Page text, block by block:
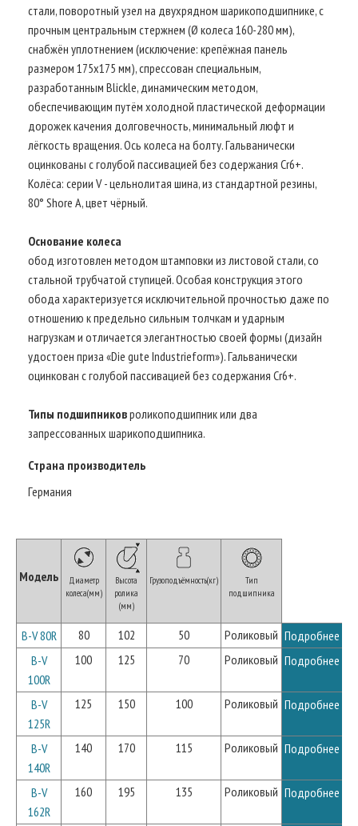
стали, поворотный узел на двухрядном шарикоподшипнике, с
прочным центральным стержнем (Ø колеса 160-280 мм),
снабжён уплотнением (исключение: крепёжная панель
размером 175x175 мм), спрессован специальным,
разработанным Blickle, динамическим методом,
обеспечивающим путём холодной пластической деформации
дорожек качения долговечность, минимальный люфт и
лёгкость вращения. Ось колеса на болту. Гальванически
оцинкованы с голубой пассивацией без содержания Cr6+.
Колёса: серии V - цельнолитая шина, из стандартной резины,
80° Shore A, цвет чёрный.
Основание колеса
обод изготовлен методом штамповки из листовой стали, со
стальной трубчатой ступицей. Особая конструкция этого
обода характеризуется исключительной прочностью даже по
отношению к предельно сильным толчкам и ударным
нагрузкам и отличается элегантностью своей формы (дизайн
удостоен приза «Die gute Industrieform»). Гальванически
оцинкован с голубой пассивацией без содержания Cr6+.
Типы подшипниковроликоподшипник или два
запрессованных шарикоподшипника.
Страна производитель
Германия
Модель
Диаметр
колеса(мм)
Высота
ролика
(мм)
Грузоподъёмность(кг)
Тип
подшипника
B-V 80R 80 102 50 Роликовый Подробнее
B-V
100R
100 125 70 Роликовый Подробнее
B-V
125R
125 150 100 Роликовый Подробнее
B-V
140R
140 170 115 Роликовый Подробнее
B-V
162R
160 195 135 Роликовый Подробнее